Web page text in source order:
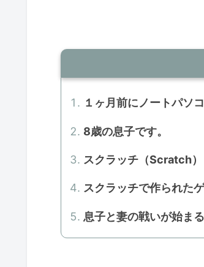
１ヶ月前にノートパソ
8歳の息子です。
スクラッチ（Scratch）
スクラッチで作られた
息子と妻の戦いが始まる